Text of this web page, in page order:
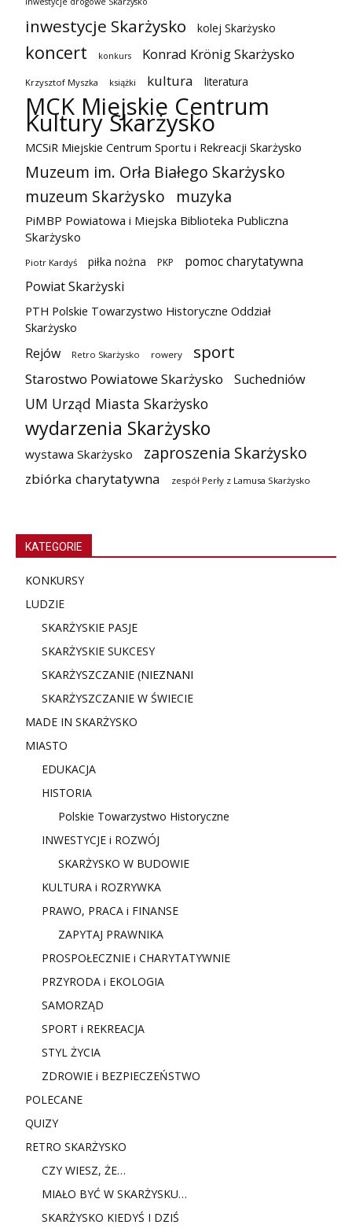
inwestycje Skarżysko kolej Skarżysko
koncert konkurs Konrad Krönig Skarżysko
Krzysztof Myszka książki kultura literatura
MCK Miejskie Centrum
Kultury Skarżysko
MCSiR Miejskie Centrum Sportu i Rekreacji Skarżysko
Muzeum im. Orła Białego Skarżysko
muzeum Skarżysko
muzyka
PiMBP Powiatowa i Miejska Biblioteka Publiczna
Skarżysko
Piotr Kardyś piłka nożna PKP
pomoc charytatywna
Powiat Skarżyski
PTH Polskie Towarzystwo Historyczne Oddział
Skarżysko
Rejów Retro Skarżysko rowery sport
Starostwo Powiatowe Skarżysko Suchedniów
UM Urząd Miasta Skarżysko
wydarzenia Skarżysko
wystawa Skarżysko zaproszenia Skarżysko
zbiórka charytatywna zespół Perły z Lamusa Skarżysko
KATEGORIE
KONKURSY
LUDZIE
SKARŻYSKIE PASJE
SKARŻYSKIE SUKCESY
SKARŻYSZCZANIE (NIEZNANI
SKARŻYSZCZANIE W ŚWIECIE
MADE IN SKARŻYSKO
MIASTO
EDUKACJA
HISTORIA
Polskie Towarzystwo Historyczne
INWESTYCJE i ROZWÓJ
SKARŻYSKO W BUDOWIE
KULTURA i ROZRYWKA
PRAWO, PRACA i FINANSE
ZAPYTAJ PRAWNIKA
PROSPOŁECZNIE i CHARYTATYWNIE
PRZYRODA i EKOLOGIA
SAMORZĄD
SPORT i REKREACJA
STYL ŻYCIA
ZDROWIE i BEZPIECZEŃSTWO
POLECANE
QUIZY
RETRO SKARŻYSKO
CZY WIESZ, ŻE…
MIAŁO BYĆ W SKARŻYSKU…
SKARŻYSKO KIEDYŚ I DZIŚ